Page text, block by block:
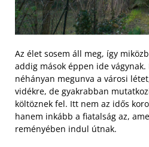
Az élet sosem áll meg, így
addig mások éppen ide
néhányan megunva a városi
vidékre, de gyakrabban
költöznek fel. Itt nem az idős
hanem inkább a fiatalság az,
reményében indul útnak.